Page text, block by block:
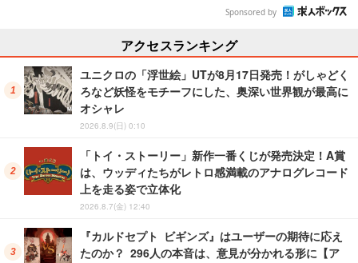
Sponsored by
アクセスランキング
ユニクロの「浮世絵」UTが8月17日発売！がしゃどく
ろなど妖怪をモチーフにした、奥深い世界観が最高に
オシャレ
2026.8.9(日) 0:10
「トイ・ストーリー」新作一番くじが発売決定！A賞
は、ウッディたちがレトロ感満載のアナログレコード
上を走る姿で立体化
2026.8.7(金) 12:40
『カルドセプト ビギンズ』はユーザーの期待に応え
たのか？ 296人の本音は、意見が分かれる形に【ア